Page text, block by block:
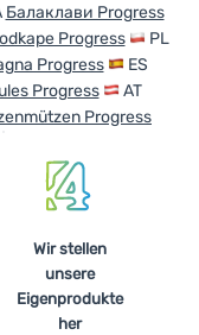
Балаклави Progress
Progress
PL
Progress
ES
Progress
AT
Progress
Wir stellen
unsere
Eigenprodukte
her